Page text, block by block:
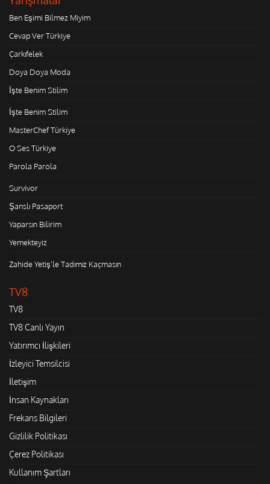
Ben Eşimi Bilmez Miyim
Cevap Ver Türkiye
Çarkıfelek
Doya Doya Moda
İşte Benim Stilim
İşte Benim Stilim
MasterChef Türkiye
O Ses Türkiye
Parola Parola
Survivor
Şanslı Pasaport
Yaparsın Bilirim
Yemekteyiz
Zahide Yetiş'le Tadımız Kaçmasın
TV8
TV8
TV8 Canlı Yayın
Yatırımcı İlişkileri
İzleyici Temsilcisi
İletişim
İnsan Kaynakları
Frekans Bilgileri
Gizlilik Politikası
Çerez Politikası
Kullanım Şartları